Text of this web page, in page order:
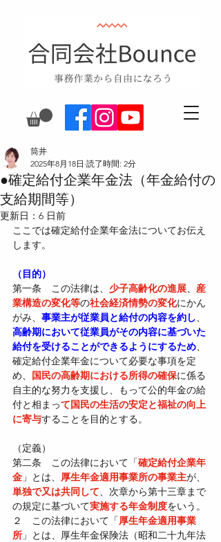
●確定給付企業年金法（年金給付の
支給期間等）
筒井
2025年8月18日 読了時間: 2分
更新日： 6 日前
ここでは確定給付企業年金法についてお伝え
します。
（目的）
第一条　この法律は、 少子高齢化の進展
産
業構造の変化等の社会経済情勢の変化にかん
がみ、 事業主が従業員と給付の内容を約し
高齢期において従業員がその内容に基づいた
給付を受けることができるようにするため
確定給付企業年金について必要な事項を定
め、 国民の高齢期における所得の確保に係る
自主的な努力を支援し、もって公的年金の給
付と相まって国民の生活の安定と福祉の向上
に寄与することを目的とする。
（定義）
第二条　この法律において「確定給付企業年
金 」とは、 厚生年金適用事業所の事業主が、
単独で又は共同して 、次章から第十三章まで
の規定に基づいて実施する年金制度をいう。
２　この法律において「厚生年金適用事業
所 」とは、厚生年金保険法（昭和二十九年法